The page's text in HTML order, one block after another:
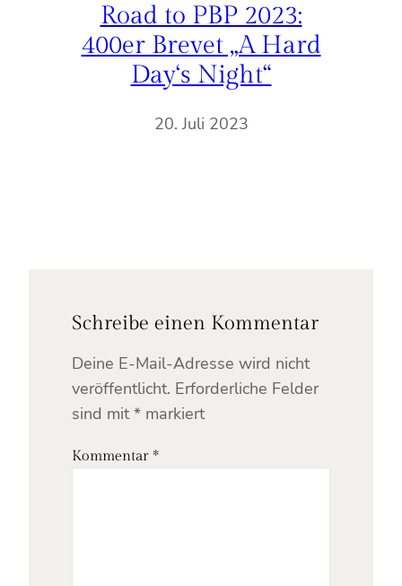
Road to PBP 2023:
400er Brevet „A Hard
Day‘s Night“
20. Juli 2023
Schreibe einen Kommentar
Deine E-Mail-Adresse wird nicht
veröffentlicht. Erforderliche Felder
sind mit* markiert
Kommentar *